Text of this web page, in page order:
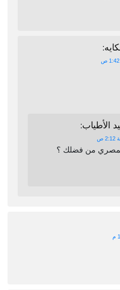
:
الأطياب:
من فضلك ؟